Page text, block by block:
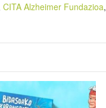
CITA Alzheimer Fundazioa,